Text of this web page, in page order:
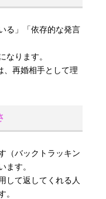
る」「依存的な発言
なります。
、再婚相手として理
（バックトラッキン
ます。
して返してくれる人
。